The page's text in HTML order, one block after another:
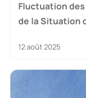
Fluctuation des
de la Situation
12 août 2025